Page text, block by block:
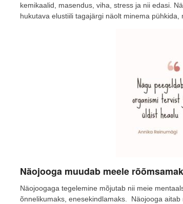
kemikaalid, masendus, viha, stress ja nii edasi.
hukutava elustiili tagajärgi näolt minema
Näojooga muudab meele
Näojoogaga tegelemine mõjutab nii meie
õnnelikumaks, enesekindlamaks. Näojooga